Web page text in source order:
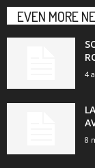
EVEN MORE
4
8